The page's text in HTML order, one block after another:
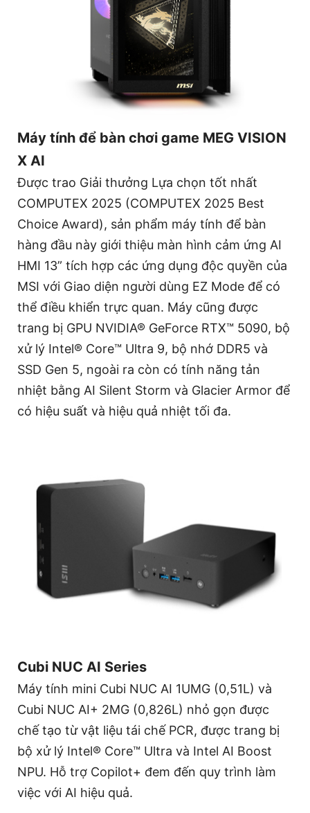
Máy tính để bàn chơi game MEG VISION
X AI
Được trao Giải thưởng Lựa chọn tốt nhất
COMPUTEX 2025 (COMPUTEX 2025 Best
Choice Award), sản phẩm máy tính để bàn
hàng đầu này giới thiệu màn hình cảm ứng AI
HMI 13” tích hợp các ứng dụng độc quyền của
MSI với Giao diện người dùng EZ Mode để có
thể điều khiển trực quan. Máy cũng được
trang bị GPU NVIDIA® GeForce RTX™ 5090, bộ
xử lý Intel® Core™ Ultra 9, bộ nhớ DDR5 và
SSD Gen 5, ngoài ra còn có tính năng tản
nhiệt bằng AI Silent Storm và Glacier Armor để
có hiệu suất và hiệu quả nhiệt tối đa.
Cubi NUC AI Series
Máy tính mini Cubi NUC AI 1UMG (0,51L) và
Cubi NUC AI+ 2MG (0,826L) nhỏ gọn được
chế tạo từ vật liệu tái chế PCR, được trang bị
bộ xử lý Intel® Core™ Ultra và Intel AI Boost
NPU. Hỗ trợ Copilot+ đem đến quy trình làm
việc với AI hiệu quả.